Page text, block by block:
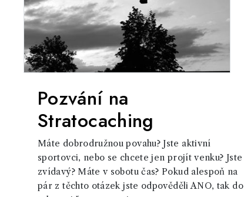
Pozvání na
Stratocaching
Máte dobrodružnou povahu? Jste aktivní
sportovci, nebo se chcete jen projít venku? Jste
zvídavý? Máte v sobotu čas? Pokud alespoň na
pár z těchto otázek jste odpověděli ANO, tak do